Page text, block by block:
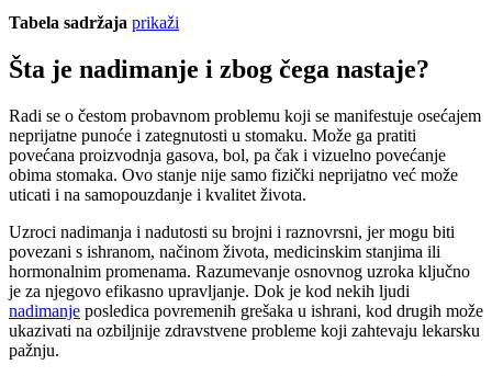
Tabela sadržaja prikaži
Šta je nadimanje i zbog čega nastaje?
Radi se o čestom probavnom problemu koji se manifestuje osećajem
neprijatne punoće i zategnutosti u stomaku. Može ga pratiti
povećana proizvodnja gasova, bol, pa čak i vizuelno povećanje
obima stomaka. Ovo stanje nije samo fizički neprijatno već može
uticati i na samopouzdanje i kvalitet života.
Uzroci nadimanja i nadutosti su brojni i raznovrsni, jer mogu biti
povezani s ishranom, načinom života, medicinskim stanjima ili
hormonalnim promenama. Razumevanje osnovnog uzroka ključno
je za njegovo efikasno upravljanje. Dok je kod nekih ljudi
nadimanje posledica povremenih grešaka u ishrani, kod drugih može
ukazivati na ozbiljnije zdravstvene probleme koji zahtevaju lekarsku
pažnju.